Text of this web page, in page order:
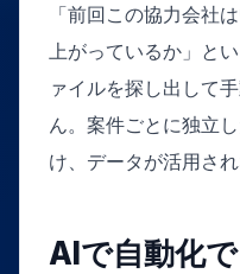
「前回この協力会社
上がっているか」と
ァイルを探し出して
ん。案件ごとに独立
け、データが活用さ
AIで自動化